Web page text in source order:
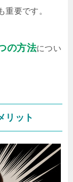
重要です。
の方法につい
リット